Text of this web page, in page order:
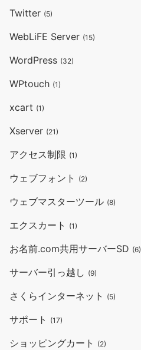
Twitter (5)
WebLiFE Server (15)
WordPress (32)
WPtouch (1)
xcart (1)
Xserver (21)
アクセス制限 (1)
ウェブフォント (2)
ウェブマスターツール (8)
エクスカート (1)
お名前.com共用サーバーSD (6)
サーバー引っ越し (9)
さくらインターネット (5)
サポート (17)
ショッピングカート (2)